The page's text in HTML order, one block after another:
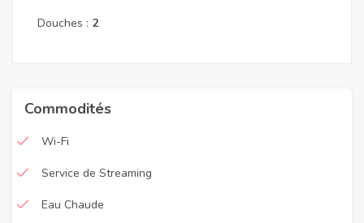
Douches : 2
Commodités
Wi-Fi
Service de Streaming
Eau Chaude